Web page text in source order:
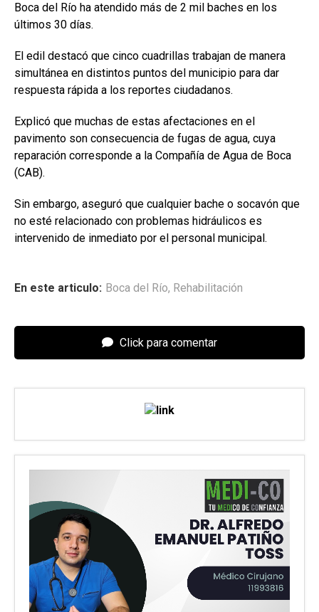
Boca del Río ha atendido más de 2 mil baches en los
últimos 30 días.
El edil destacó que cinco cuadrillas trabajan de manera
simultánea en distintos puntos del municipio para dar
respuesta rápida a los reportes ciudadanos.
Explicó que muchas de estas afectaciones en el
pavimento son consecuencia de fugas de agua, cuya
reparación corresponde a la Compañía de Agua de Boca
(CAB).
Sin embargo, aseguró que cualquier bache o socavón que
no esté relacionado con problemas hidráulicos es
intervenido de inmediato por el personal municipal.
En este articulo: Boca del Río, Rehabilitación
Click para comentar